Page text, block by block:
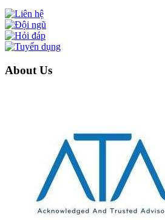
About Us